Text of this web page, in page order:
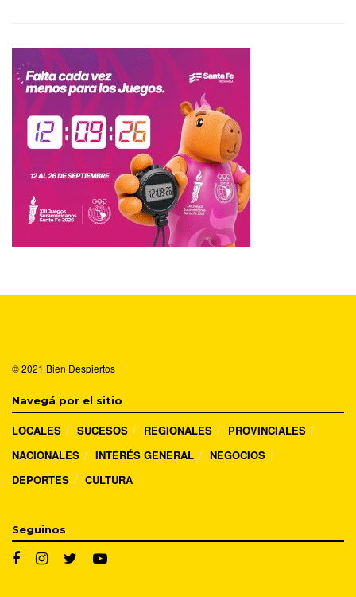
© 2021 Bien Despiertos
Navegá por el sitio
LOCALES SUCESOS REGIONALES
PROVINCIALES
NACIONALES
INTERÉS GENERAL
NEGOCIOS
DEPORTES
CULTURA
Seguinos